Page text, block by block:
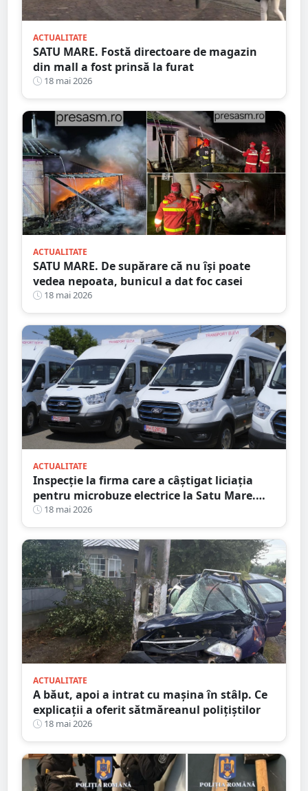
ACTUALITATE
SATU MARE. Fostă directoare de magazin
din mall a fost prinsă la furat
18 mai 2026
ACTUALITATE
SATU MARE. De supărare că nu își poate
vedea nepoata, bunicul a dat foc casei
18 mai 2026
ACTUALITATE
Inspecție la firma care a câștigat liciația
pentru microbuze electrice la Satu Mare.
Consiliul Concurenței a intrat pe fir
18 mai 2026
ACTUALITATE
A băut, apoi a intrat cu mașina în stâlp. Ce
explicații a oferit sătmăreanul polițiștilor
18 mai 2026